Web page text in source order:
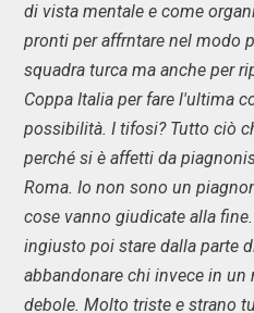
di vista mentale e come
pronti per affrntare nel modo
squadra turca ma anche per
Coppa Italia per fare l'ultima
possibilità. I tifosi? Tutto ciò
perché si è affetti da
Roma. Io non sono un
cose vanno giudicate alla
ingiusto poi stare dalla parte
abbandonare chi invece in
debole. Molto triste e strano